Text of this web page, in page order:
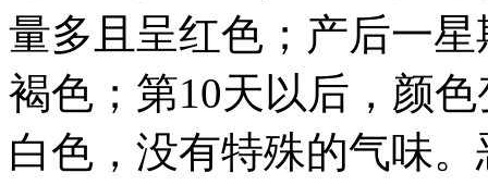
量多且呈红色；产后一
褐色；第10天以后，颜
白色，没有特殊的气味